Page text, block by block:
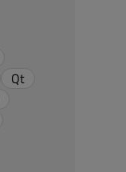
Qt